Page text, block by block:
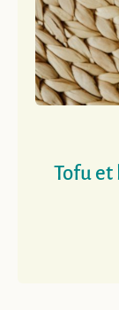
Tofu et